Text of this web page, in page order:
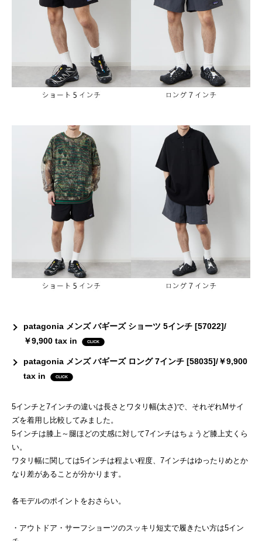
patagonia メンズ バギーズ ショーツ 5インチ [57022]/
￥9,900 tax in
patagonia メンズ バギーズ ロング 7インチ [58035]/￥9,900
tax in
5インチと7インチの違いは長さとワタリ幅(太さ)で、それぞれMサイ
ズを着用し比較してみました。
5インチは膝上～腿ほどの丈感に対して7インチはちょうど膝上丈くら
い。
ワタリ幅に関しては5インチは程よい程度、7インチはゆったりめとか
なり差があることが分かります。
各モデルのポイントをおさらい。
・アウトドア・サーフショーツのスッキリ短丈で履きたい方は5イン